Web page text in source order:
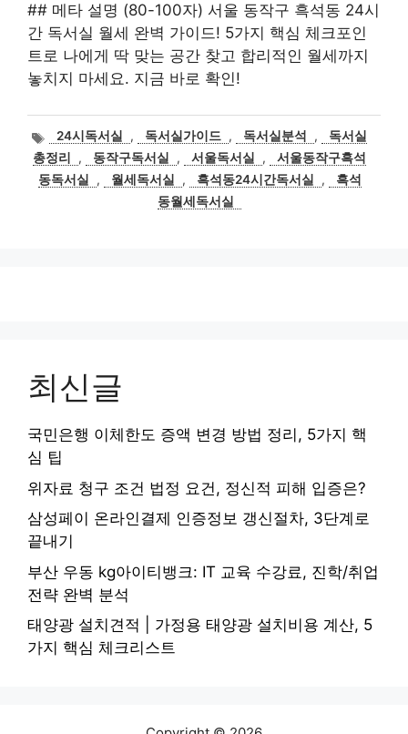
## 메타 설명 (80-100자) 서울 동작구 흑석동 24시
간 독서실 월세 완벽 가이드! 5가지 핵심 체크포인
트로 나에게 딱 맞는 공간 찾고 합리적인 월세까지
놓치지 마세요. 지금 바로 확인!
태
그
24시독서실 , 독서실가이드 , 독서실분석 ,
독서실
총정리
, 동작구독서실 , 서울독서실 ,
서울동작구흑석
동독서실
, 월세독서실 , 흑석동24시간독서실 ,
흑석
동월세독서실
최신글
국민은행 이체한도 증액 변경 방법 정리, 5가지 핵
심 팁
위자료 청구 조건 법정 요건, 정신적 피해 입증은?
삼성페이 온라인결제 인증정보 갱신절차, 3단계로
끝내기
부산 우동 kg아이티뱅크: IT 교육 수강료, 진학/취업
전략 완벽 분석
태양광 설치견적 | 가정용 태양광 설치비용 계산, 5
가지 핵심 체크리스트